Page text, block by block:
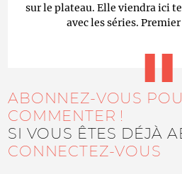
sur le plateau. Elle viendra ici
avec les séries.
ABONNEZ-VOUS
COMMENTER !
SI VOUS ÊTES DÉJÀ
CONNECTEZ-VOUS